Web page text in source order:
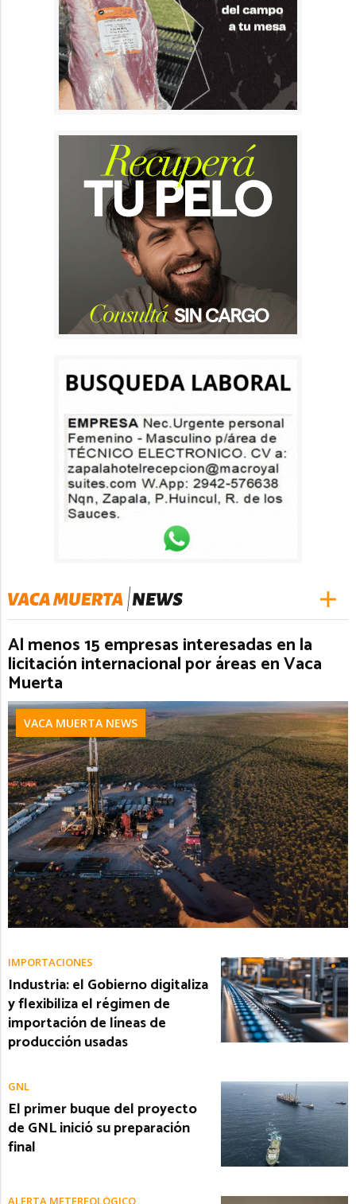
Al menos 15 empresas interesadas en la
licitación internacional por áreas en Vaca
Muerta
VACA MUERTA NEWS
IMPORTACIONES
Industria: el Gobierno digitaliza
y flexibiliza el régimen de
importación de líneas de
producción usadas
GNL
El primer buque del proyecto
de GNL inició su preparación
final
ALERTA METEREOLÓGICO